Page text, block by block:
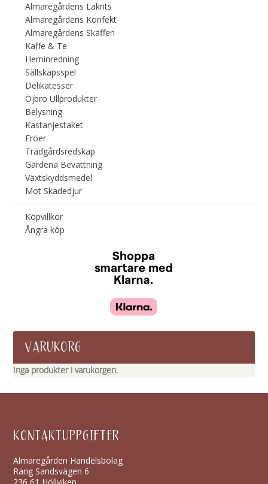
Almaregårdens Lakrits
Almaregårdens Konfekt
Almaregårdens Skafferi
Kaffe & Te
Heminredning
Sällskapsspel
Delikatesser
Öjbro Ullprodukter
Belysning
Kastanjestaket
Fröer
Trädgårdsredskap
Gardena Bevattning
Växtskyddsmedel
Mot Skadedjur
Köpvillkor
Ångra köp
VARUKORG
Inga produkter i varukorgen.
KONTAKTUPPGIFTER
Almaregården Handelsbolag
Räng Sandsvägen 6